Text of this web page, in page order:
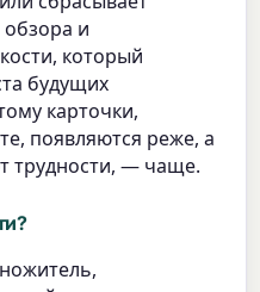
и
который
будущих
карточки,
появляются реже, а
трудности, — чаще.